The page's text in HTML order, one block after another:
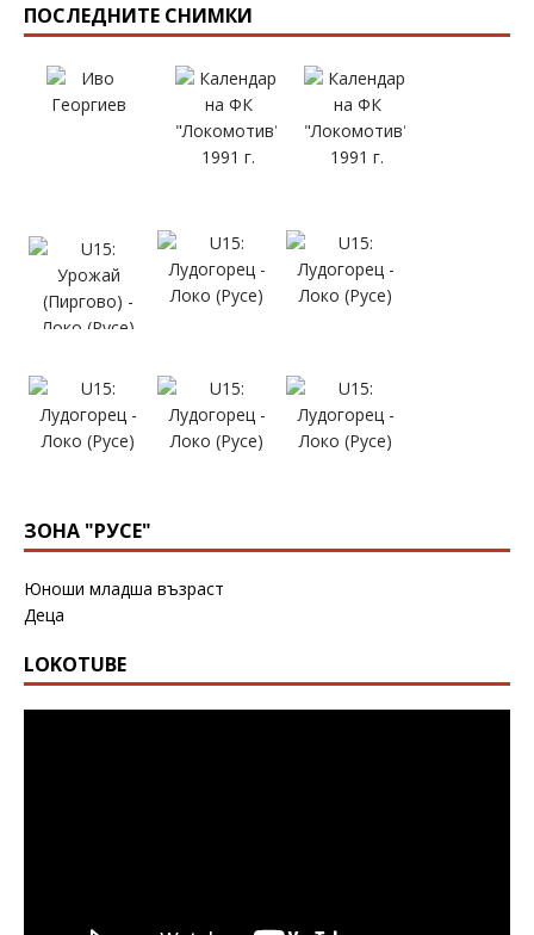
ПОСЛЕДНИТЕ СНИМКИ
ЗОНА "РУСЕ"
Юноши младша възраст
Деца
LOKOTUBE